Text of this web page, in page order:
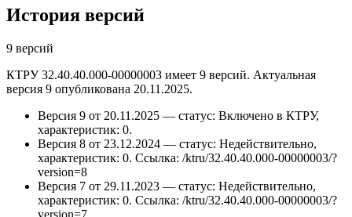
История версий
9 версий
КТРУ 32.40.40.000-00000003 имеет 9 версий. Актуальная
версия 9 опубликована 20.11.2025.
Версия 9 от 20.11.2025 — статус: Включено в КТРУ,
характеристик: 0.
Версия 8 от 23.12.2024 — статус: Недействительно,
характеристик: 0. Ссылка: /ktru/32.40.40.000-00000003/?
version=8
Версия 7 от 29.11.2023 — статус: Недействительно,
характеристик: 0. Ссылка: /ktru/32.40.40.000-00000003/?